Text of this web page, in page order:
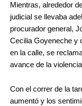
Mientras, alrededor
judicial se llevaba
procurador general,
Cecilia Goyeneche y
en la calle, se
avance de la
Con el correr de la
aumentó y los